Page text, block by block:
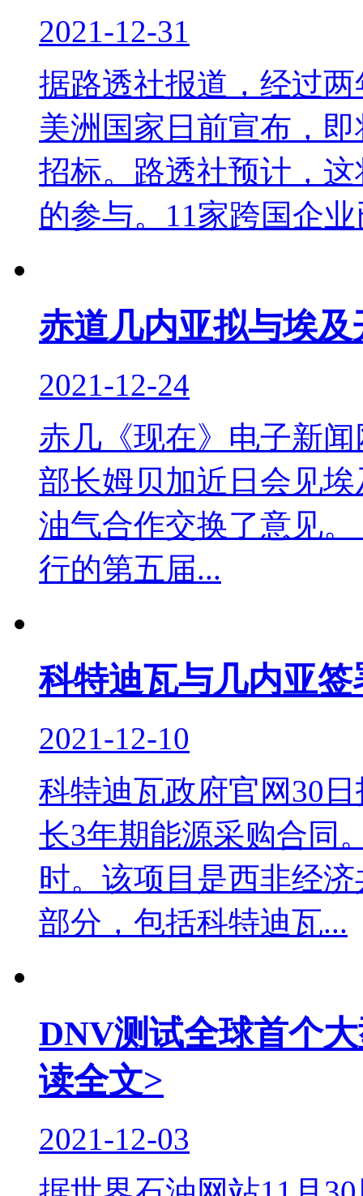
2021-12-31
据路透社报道，经过
美洲国家日前宣布，
招标。路透社预计，
的参与。11家跨国企
赤道几内亚拟与埃
2021-12-24
赤几《现在》电子新
部长姆贝加近日会见
油气合作交换了意见
行的第五届...
科特迪瓦与几内亚
2021-12-10
科特迪瓦政府官网30
长3年期能源采购合同
时。该项目是西非经
部分，包括科特迪瓦...
DNV测试全球首个
读全文>
2021-12-03